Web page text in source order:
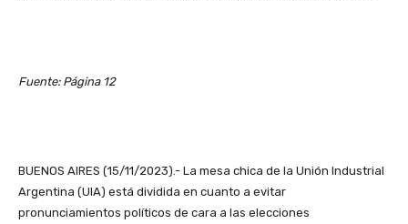
Fuente: Página 12
BUENOS AIRES (15/11/2023).- La mesa chica de la Unión Industrial
Argentina (UIA) está dividida en cuanto a evitar
pronunciamientos políticos de cara a las elecciones